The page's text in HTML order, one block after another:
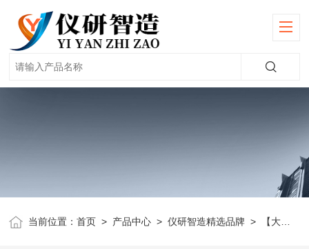
当前位置：首页 > 产品中心 >仪研智造精选品牌 > 【大龙】金属浴